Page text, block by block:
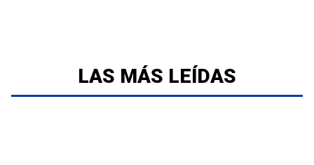
LAS MÁS LEÍDAS